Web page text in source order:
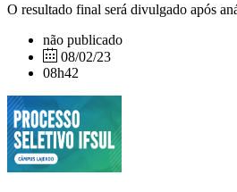
O resultado final será divulgado após
não publicado
08/02/23
08h42